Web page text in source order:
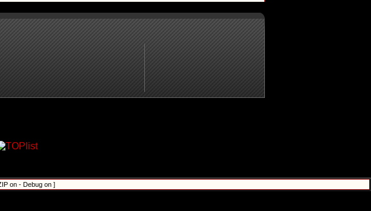
on - Debug on ]